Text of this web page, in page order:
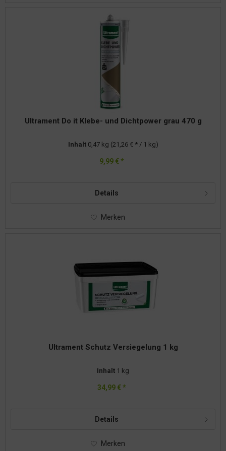
Ultrament Do it Klebe- und Dichtpower grau 470 g
Inhalt 0,47 kg (21,26 € * / 1 kg)
9,99 € *
Details
Merken
Ultrament Schutz Versiegelung 1 kg
Inhalt 1 kg
34,99 € *
Details
Merken